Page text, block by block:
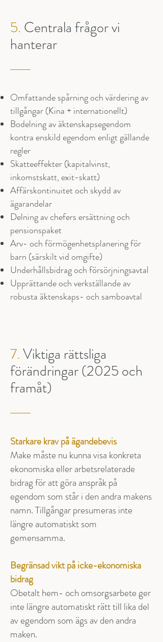
5. Centrala frågor vi
hanterar
Omfattande spårning och värdering av
tillgångar (Kina + internationellt)
Bodelning av äktenskapsegendom
kontra enskild egendom enligt gällande
regler
Skatteeffekter (kapitalvinst,
inkomstskatt, exit-skatt)
Affärskontinuitet och skydd av
ägarandelar
Delning av chefers ersättning och
pensionspaket
Arv- och förmögenhetsplanering för
barn (särskilt vid omgifte)
Underhållsbidrag och försörjningsavtal
Upprättande och verkställande av
robusta äktenskaps- och samboavtal
7.Viktiga rättsliga
förändringar (2025 och
framåt)
Starkare krav på ägandebevis
Make måste nu kunna visa konkreta
ekonomiska eller arbetsrelaterade
bidrag för att göra anspråk på
egendom som står i den andra makens
namn. Tillgångar presumeras inte
längre automatiskt som
gemensamma.
Begränsad vikt på icke-ekonomiska
bidrag
Obetalt hem- och omsorgsarbete ger
inte längre automatiskt rätt till lika del
av egendom som ägs av den andra
maken.